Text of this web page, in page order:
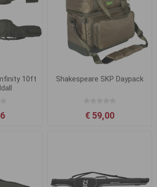
10ft
Shakespeare SKP Daypack
€ 59,00